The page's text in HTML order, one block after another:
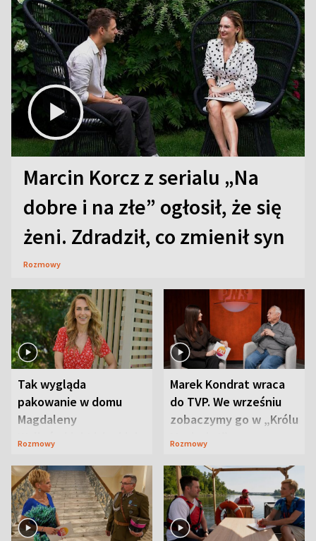
Marcin Korcz z serialu „Na
dobre i na złe” ogłosił, że się
żeni. Zdradził, co zmienił syn
Rozmowy
Tak wygląda
pakowanie w domu
Magdaleny
Waligórskiej-Lisieckiej.
Rozmowy
Marek Kondrat wraca
do TVP. We wrześniu
zobaczymy go w „Królu
Maciusiu I”
Rozmowy